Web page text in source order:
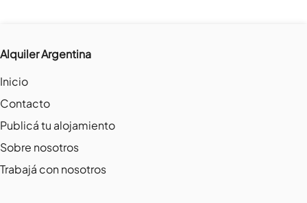
Alquiler Argentina
Inicio
Contacto
Publicá tu alojamiento
Sobre nosotros
Trabajá con nosotros